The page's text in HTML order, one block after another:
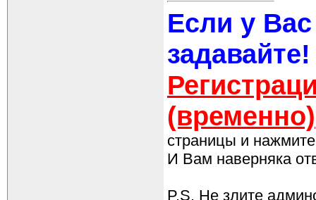
Если у
задавайте!
(временно)
страницы и
И Вам наверняка
P.S. Не злите